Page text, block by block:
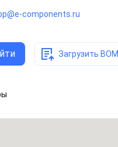
components.ru
Загрузить BOM